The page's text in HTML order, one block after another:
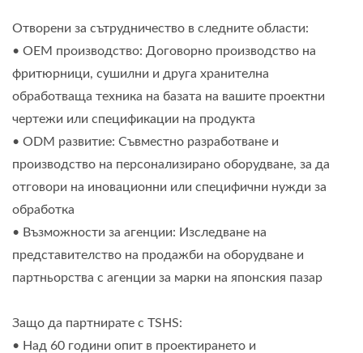
Отворени за сътрудничество в следните области:
• OEM производство: Договорно производство на
фритюрници, сушилни и друга хранителна
обработваща техника на базата на вашите проектни
чертежи или спецификации на продукта
• ODM развитие: Съвместно разработване и
производство на персонализирано оборудване, за да
отговори на иновационни или специфични нужди за
обработка
• Възможности за агенции: Изследване на
представителство на продажби на оборудване и
партньорства с агенции за марки на японския пазар
Защо да партнирате с TSHS:
• Над 60 години опит в проектирането и